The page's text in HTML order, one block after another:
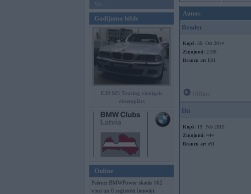
Vel...
Gadījuma bilde
E39 M5 Touring vienīgais
eksemplārs
Online
Pašreiz BMWPower skatās 162
viesi un 0 reģistrēti lietotāji.
Autors
Bender
Kopš: 30. Oct 2014
Ziņojumi: 2196
Braucu ar: E91
Dii
Kopš: 19. Feb 2015
Ziņojumi: 444
Braucu ar: e91